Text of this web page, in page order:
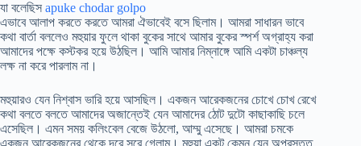
যা বলেছিস apuke chodar golpo
এভাবে আলাপ করতে করতে আমরা ঐভাবেই বসে ছিলাম। আমরা সাধারন ভাবে
কথা বার্তা বললেও মহুয়ার ফুলে থাকা বুকের সাথে আমার বুকের স্পর্শ অগ্রাহ্য করা
আমাদের পক্ষে কস্টকর হয়ে উঠছিল। আমি আমার নিম্নাঙ্গে আমি একটা চাঞ্চল্য
লক্ষ না করে পারলাম না।
মহুয়ারও যেন নিশ্বাস ভারি হয়ে আসছিল। একজন আরেকজনের চোখে চোখ রেখে
কথা বলতে বলতে আমাদের অজান্তেই যেন আমাদের ঠোট দুটো কাছাকাছি চলে
এসেছিল। এমন সময় কলিংবেল বেজে উঠলো, আম্মু এসেছে। আমরা চমকে